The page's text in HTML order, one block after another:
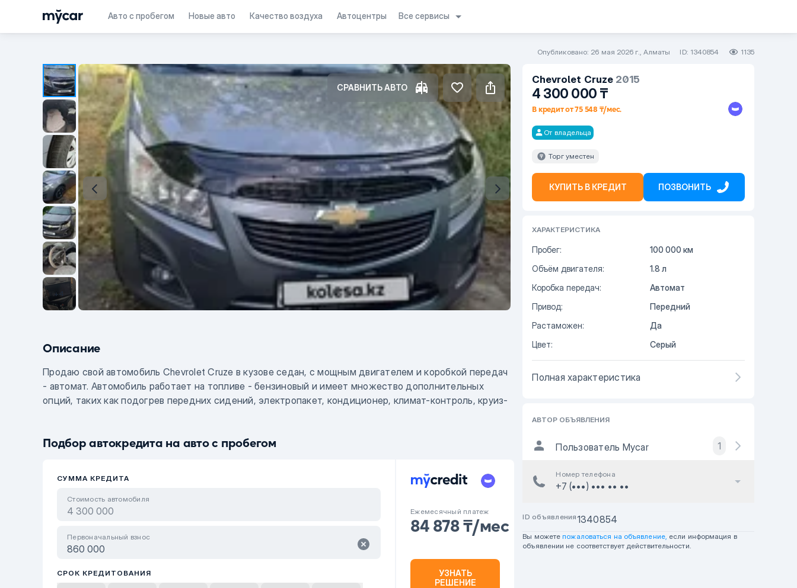
Авто с пробегом Новые авто Качество воздуха Автоцентры Все сервисы
Опубликовано: 26 мая 2026 г., Алматы ID: 1340854 1135
+4
СРАВНИТЬ АВТО
Описание
Продаю свой автомобиль Chevrolet Cruze в кузове седан, с мощным двигателем и коробкой передач
- автомат. Автомобиль работает на топливе - бензиновый и имеет множество дополнительных
опций, таких как подогрев передних сидений, электропакет, кондиционер, климат-контроль, круиз-
противотуманные фары, автокорректор фар, сигнализация, автозапуск, ABS, SRS, датчик света,
состоянии, была заменена полная система тормозов и все фильтры. Салон автомобиля очень
ухоженный и чистый.
Подбор автокредита на авто с пробегом
СУММА КРЕДИТА
Стоимость автомобиля
Первоначальный взнос
СРОК КРЕДИТОВАНИЯ
Ежемесячный платеж
84 878 ₸/мес
УЗНАТЬ
РЕШЕНИЕ
Chevrolet Cruze 2015
4 300 000 ₸
В кредит от 75 548 ₸/мес.
От владельца
Торг уместен
КУПИТЬ В КРЕДИТ ПОЗВОНИТЬ
ХАРАКТЕРИСТИКА
Пробег:
100 000 км
Объём двигателя:
1.8 л
Коробка передач:
Автомат
Привод:
Передний
Растаможен:
Да
Цвет:
Серый
Полная характеристика
АВТОР ОБЪЯВЛЕНИЯ
Пользователь Mycar 1
Номер телефона
+7 (•••) ••• •• ••
ID объявления1340854
Вы можете пожаловаться на объявление, если информация в
объявлении не соответствует действительности.